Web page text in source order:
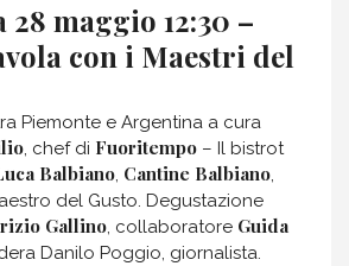
28 maggio 12:30 –
con i Maestri del
Piemonte e Argentina a cura
, chef di Fuoritempo – Il bistrot
Balbiano, Cantine Balbiano,
del Gusto. Degustazione
Gallino, collaboratore Guida
Danilo Poggio, giornalista.